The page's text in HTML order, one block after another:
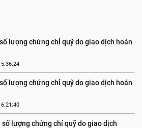
lượng chứng chỉ quỹ do giao dịch hoán
lượng chứng chỉ quỹ do giao dịch hoán
số lượng chứng chỉ quỹ do giao dịch